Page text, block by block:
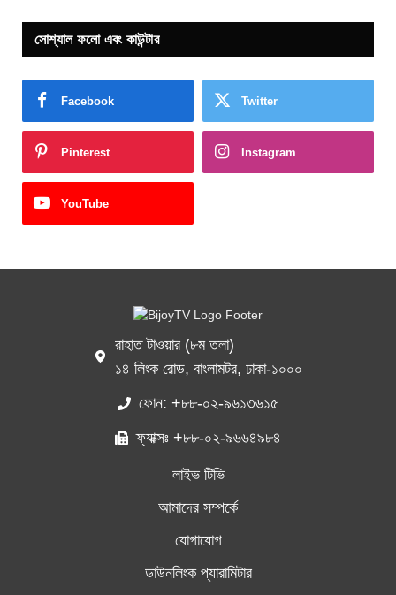
সোশ্যাল ফলো এবং কাউন্টার
Facebook Twitter
Pinterest Instagram
YouTube
রাহাত টাওয়ার (৮ম তলা)
১৪ লিংক রোড, বাংলামটর, ঢাকা-১০০০
ফোন: +৮৮-০২-৯৬১৩৬১৫
ফ্যাক্সঃ +৮৮-০২-৯৬৬৪৯৮৪
লাইভ টিভি
আমাদের সম্পর্কে
যোগাযোগ
ডাউনলিংক প্যারামিটার